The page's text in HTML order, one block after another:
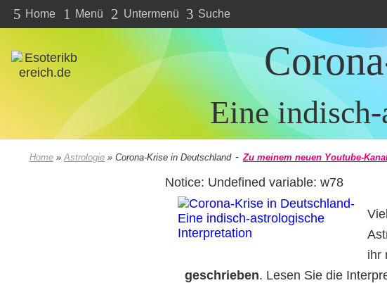
5 Home 1 Menü 2 Untermenü 3 Suche
Eine
Home » Astrologie » Corona-Krise in Deutschland - Zu meinem neuen Youtube-
Notice: Undefined variable: w78
ihr
geschrieben. Lesen Sie die